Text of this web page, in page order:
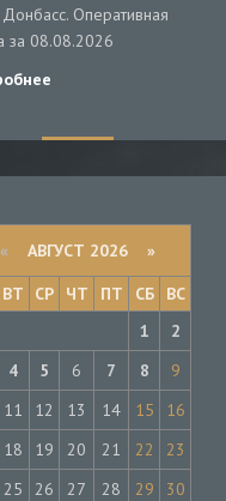
Оперативная
за 08.08.2026
« АВГУСТ 2026 »
ВТ СР ЧТ ПТ СБ
ВС
1
2
4 5 6 7 8
9
11 12 13 14 15
16
18 19 20 21 22
23
25 26 27 28 29
30